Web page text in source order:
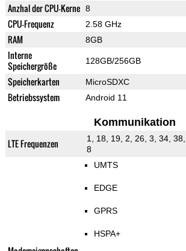
Anzhal der CPU-Kerne 8
CPU-Frequenz 2.58 GHz
RAM 8GB
Interne
Speichergröße
128GB/256GB
Speicherkarten MicroSDXC
Betriebssystem Android 11
Kommunikation
LTE Frequenzen
1, 18, 19, 2, 26, 3, 34,
8
UMTS
EDGE
GPRS
HSPA+